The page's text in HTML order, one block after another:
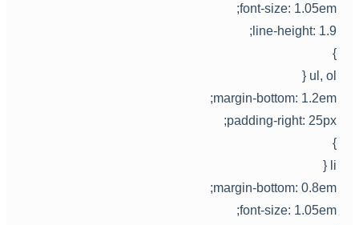
font-size: 1.05em;
line-height: 1.9;
ul, ol {
margin-bottom: 1.2em;
padding-right: 25px;
margin-bottom: 0.8em;
font-size: 1.05em;